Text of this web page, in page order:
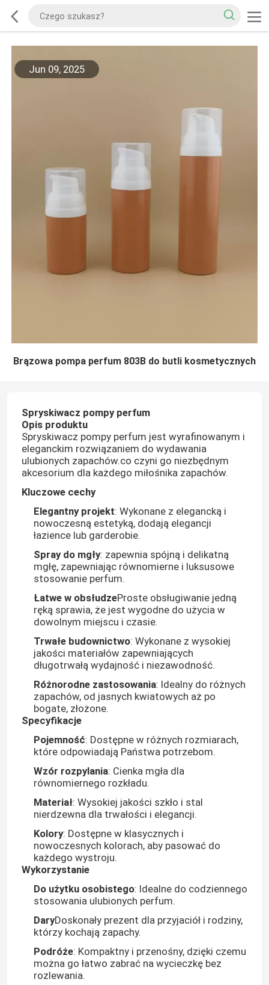
Jun 09, 2025
Brązowa pompa perfum 803B do butli kosmetycznych
Spryskiwacz pompy perfum
Opis produktu
Spryskiwacz pompy perfum jest wyrafinowanym i
eleganckim rozwiązaniem do wydawania
ulubionych zapachów.co czyni go niezbędnym
akcesorium dla każdego miłośnika zapachów.
Kluczowe cechy
Elegantny projekt: Wykonane z elegancką i
nowoczesną estetyką, dodają elegancji
łazience lub garderobie.
Spray do mgły: zapewnia spójną i delikatną
mgłę, zapewniając równomierne i luksusowe
stosowanie perfum.
Łatwe w obsłudzeProste obsługiwanie jedną
ręką sprawia, że jest wygodne do użycia w
dowolnym miejscu i czasie.
Trwałe budownictwo: Wykonane z wysokiej
jakości materiałów zapewniających
długotrwałą wydajność i niezawodność.
Różnorodne zastosowania: Idealny do różnych
zapachów, od jasnych kwiatowych aż po
bogate, złożone.
Specyfikacje
Pojemność: Dostępne w różnych rozmiarach,
które odpowiadają Państwa potrzebom.
Wzór rozpylania: Cienka mgła dla
równomiernego rozkładu.
Materiał: Wysokiej jakości szkło i stal
nierdzewna dla trwałości i elegancji.
Kolory: Dostępne w klasycznych i
nowoczesnych kolorach, aby pasować do
każdego wystroju.
Wykorzystanie
Do użytku osobistego: Idealne do codziennego
stosowania ulubionych perfum.
DaryDoskonały prezent dla przyjaciół i rodziny,
którzy kochają zapachy.
Podróże: Kompaktny i przenośny, dzięki czemu
można go łatwo zabrać na wycieczkę bez
rozlewania.